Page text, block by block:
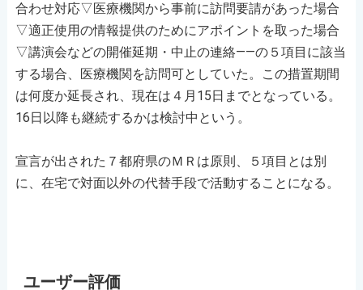
合わせ対応▽医療機関から事前に訪問要請があった場合
▽適正使用の情報提供のためにアポイントを取った場合
▽講演会などの開催延期・中止の連絡――の５項目に該当
する場合、医療機関を訪問可としていた。この措置期間
は何度か延長され、現在は４月15日までとなっている。
16日以降も継続するかは検討中という。
宣言が出された７都府県のＭＲは原則、５項目とは別
に、在宅で対面以外の代替手段で活動することになる。